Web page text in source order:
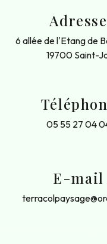
Adresse
6 allée de l'Etang de
19700 Saint-
05 55 27 04
E-mail